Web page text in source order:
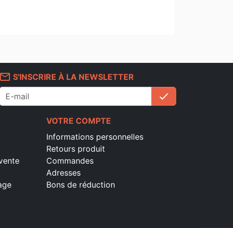
mail_outline S'INSCRIRE À LA NEWSLETTER
check
VOTRE COMPTE
Informations personnelles
Retours produit
Commandes
Adresses
Bons de réduction